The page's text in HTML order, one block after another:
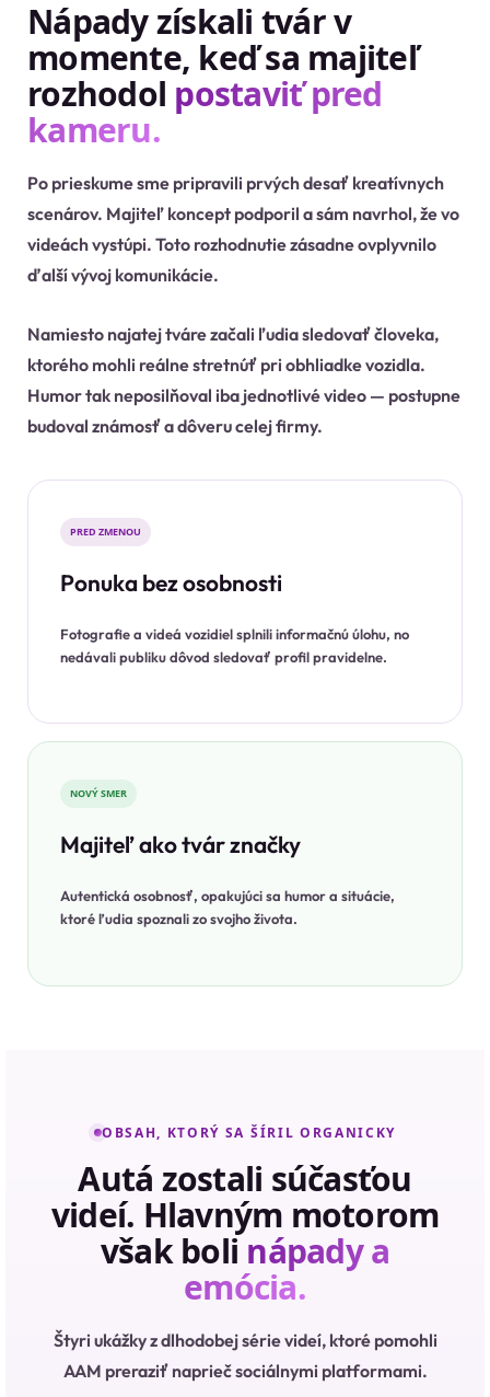
Nápady získali tvár v
momente, keď sa majiteľ
rozhodol postaviť pred
kameru.
Po prieskume sme pripravili prvých desať kreatívnych
scenárov. Majiteľ koncept podporil a sám navrhol, že vo
videách vystúpi. Toto rozhodnutie zásadne ovplyvnilo
ďalší vývoj komunikácie.
Namiesto najatej tváre začali ľudia sledovať človeka,
ktorého mohli reálne stretnúť pri obhliadke vozidla.
Humor tak neposilňoval iba jednotlivé video — postupne
budoval známosť a dôveru celej firmy.
PRED ZMENOU
Ponuka bez osobnosti
Fotografie a videá vozidiel splnili informačnú úlohu, no
nedávali publiku dôvod sledovať profil pravidelne.
NOVÝ SMER
Majiteľ ako tvár značky
Autentická osobnosť, opakujúci sa humor a situácie,
ktoré ľudia spoznali zo svojho života.
OBSAH, KTORÝ SA ŠÍRIL ORGANICKY
Autá zostali súčasťou
videí. Hlavným motorom
však boli nápady a
emócia.
Štyri ukážky z dlhodobej série videí, ktoré pomohli
AAM preraziť naprieč sociálnymi platformami.